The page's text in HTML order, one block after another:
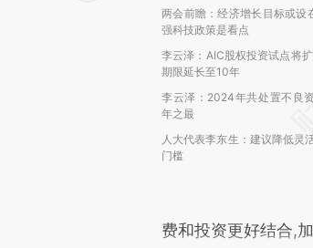
两会前瞻：经济增长目标或设
强科技政策是看点
李云泽：AIC股权投资试点将
期限延长至10年
李云泽：2024年共处置不良
年之最
人大代表李东生：建议降低灵
门槛
费和投资更好结合,